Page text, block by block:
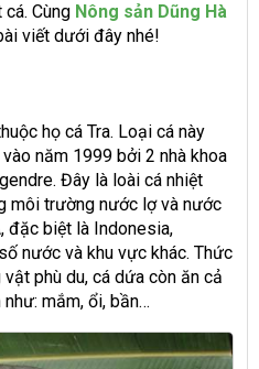
Cùng Nông sản Dũng Hà
viết dưới đây nhé!
họ cá Tra. Loại cá này
năm 1999 bởi 2 nhà khoa
Đây là loài cá nhiệt
môi trường nước lợ và nước
đặc biệt là Indonesia,
nước và khu vực khác. Thức
phù du, cá dứa còn ăn cả
mắm, ổi, bần…